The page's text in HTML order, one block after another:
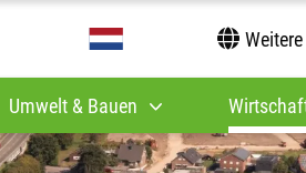
Umwelt & Bauen